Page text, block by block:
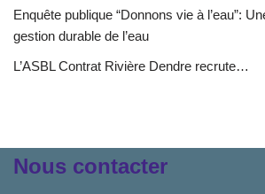
Enquête publique “Donnons vie à l’eau”:
gestion durable de l’eau
L’ASBL Contrat Rivière Dendre recrute…
Nous contacter